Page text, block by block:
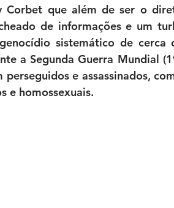
que além de ser o
de informações e um
sistemático de cerca
a Segunda Guerra Mundial
e assassinados,
e homossexuais.